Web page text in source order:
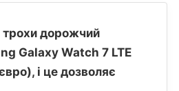
дорожчий
Galaxy Watch 7 LTE
і це дозволяє